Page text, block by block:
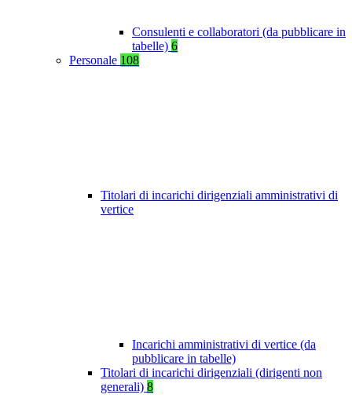
Consulenti e collaboratori (da pubblicare in
tabelle) 6
Personale 108
Titolari di incarichi dirigenziali amministrativi di
vertice
Incarichi amministrativi di vertice (da
pubblicare in tabelle)
Titolari di incarichi dirigenziali (dirigenti non
generali) 8